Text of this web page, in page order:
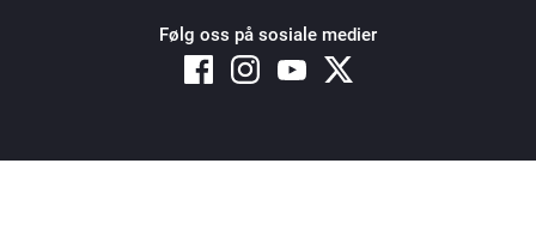
Følg oss på sosiale medier